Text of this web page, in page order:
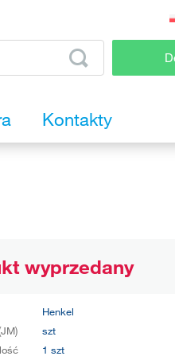
Kontakty
wyprzedany
Henkel
szt
1 szt